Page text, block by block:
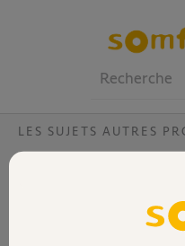
Volet
LES SUJETS AUTRES
Pb connexion a
Je souhaiterai changer l